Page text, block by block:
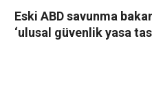
Eski ABD savunma
‘ulusal güvenlik yasa